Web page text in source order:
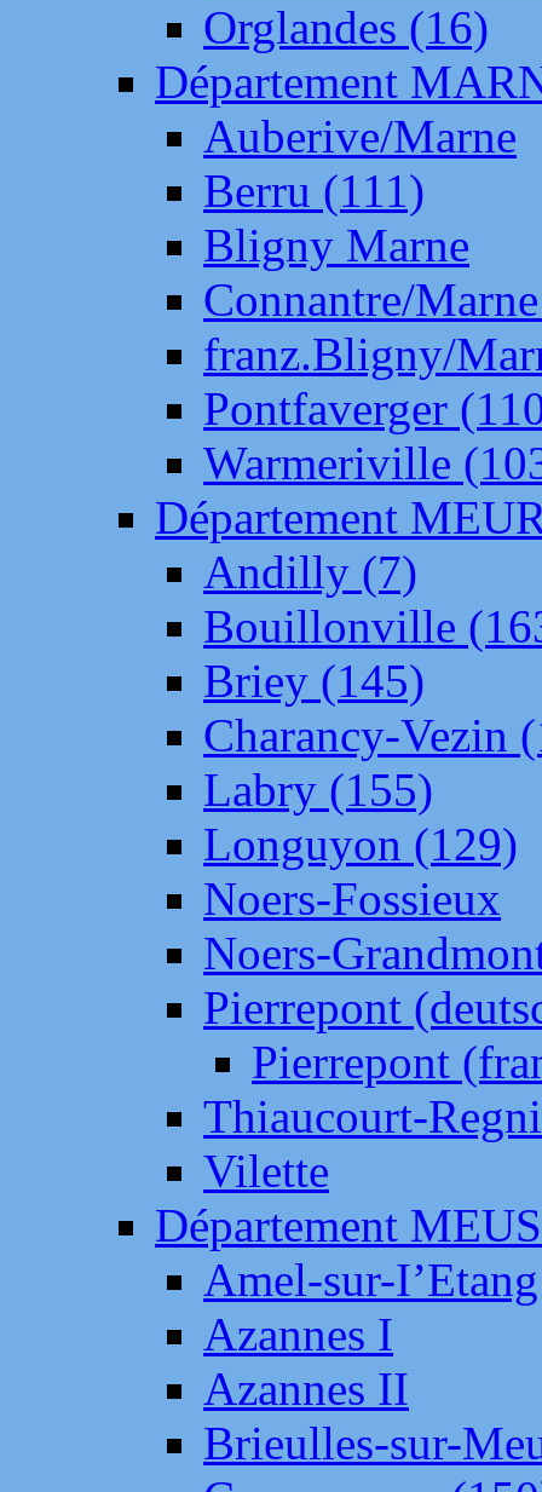
Orglandes (16)
Département
Auberive/Marne
Berru (111)
Bligny Marne
Connantre/
franz.Bligny/
Pontfaverger
Warmeriville
Département
Andilly (7)
Bouillonville
Briey (145)
Charancy-Vezin
Labry (155)
Longuyon (129)
Noers-Fossieux
Noers-
Pierrepont
Pierrepont
Thiaucourt-
Vilette
Département
Amel-sur-
Azannes I
Azannes II
Brieulles-sur-